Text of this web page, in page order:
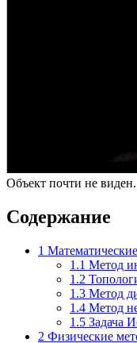
Объект почти не виден.
Содержание
1
1.1 Метод
1.2
1.3 Метод
1.4 Метод
1.5 Задача
2 Физические